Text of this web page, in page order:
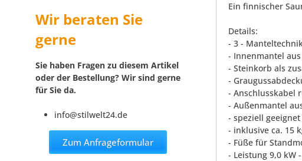
Wir beraten Sie
gerne
Sie haben Fragen zu diesem Artikel
oder der Bestellung? Wir sind gerne
für Sie da.
info@stilwelt24.de
Zum Anfrageformular
Ein finnischer
Details:
- 3 -
- Innenmantel
- Steinkorb als
-
- Anschlusskabel
- Außenmantel
- speziell
- inklusive ca. 15
- Füße für
- Leistung 9,0 kW